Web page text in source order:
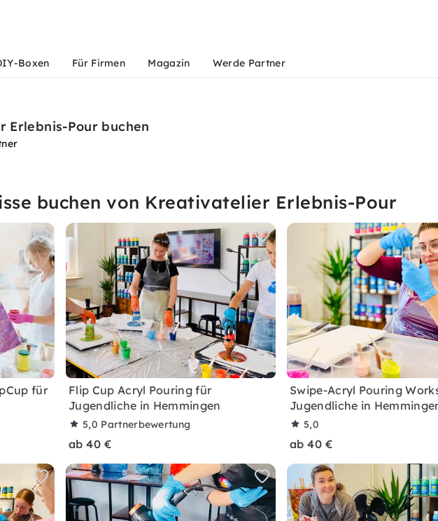
Boxen Für Firmen Magazin Werde Partner
Erlebnis-Pour buchen
buchen von Kreativatelier Erlebnis-Pour
für
Flip Cup Acryl Pouring für
Jugendliche in Hemmingen
5,0 Partnerbewertung
ab 40 €
Swipe-Acryl Pouring
Jugendliche in
5,0
ab 40 €